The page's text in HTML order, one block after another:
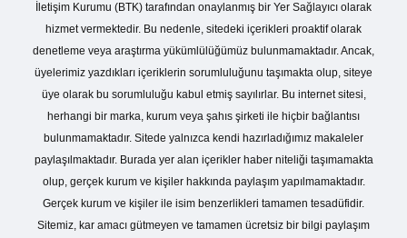
İletişim Kurumu (BTK) tarafından onaylanmış bir Yer Sağlayıcı olarak
hizmet vermektedir. Bu nedenle, sitedeki içerikleri proaktif olarak
denetleme veya araştırma yükümlülüğümüz bulunmamaktadır. Ancak,
üyelerimiz yazdıkları içeriklerin sorumluluğunu taşımakta olup, siteye
üye olarak bu sorumluluğu kabul etmiş sayılırlar. Bu internet sitesi,
herhangi bir marka, kurum veya şahıs şirketi ile hiçbir bağlantısı
bulunmamaktadır. Sitede yalnızca kendi hazırladığımız makaleler
paylaşılmaktadır. Burada yer alan içerikler haber niteliği taşımamakta
olup, gerçek kurum ve kişiler hakkında paylaşım yapılmamaktadır.
Gerçek kurum ve kişiler ile isim benzerlikleri tamamen tesadüfidir.
Sitemiz, kar amacı gütmeyen ve tamamen ücretsiz bir bilgi paylaşım